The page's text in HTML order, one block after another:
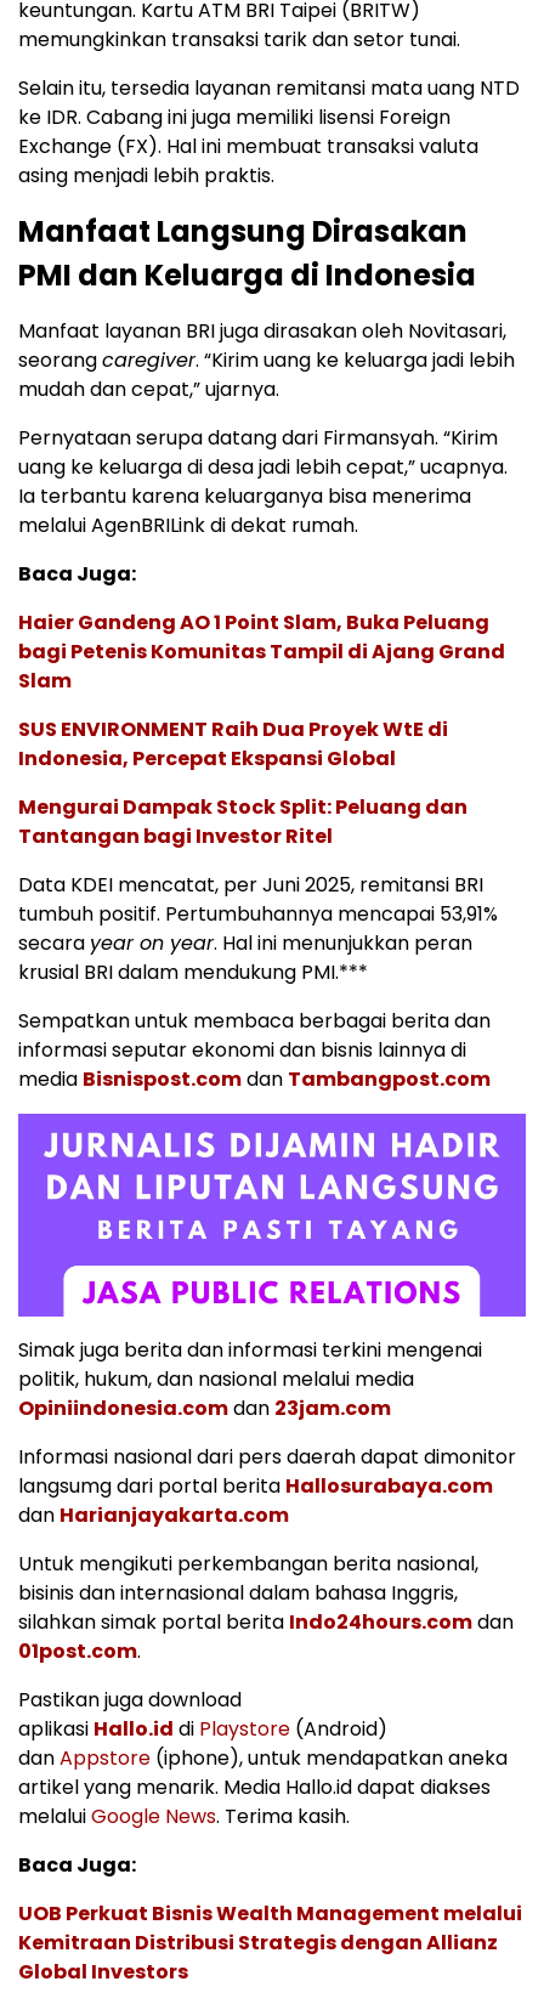
keuntungan. Kartu ATM BRI Taipei (BRITW)
memungkinkan transaksi tarik dan setor tunai.
Selain itu, tersedia layanan remitansi mata uang NTD
ke IDR. Cabang ini juga memiliki lisensi Foreign
Exchange (FX). Hal ini membuat transaksi valuta
asing menjadi lebih praktis.
Manfaat Langsung Dirasakan
PMI dan Keluarga di Indonesia
Manfaat layanan BRI juga dirasakan oleh Novitasari,
seorangcaregiver. “Kirim uang ke keluarga jadi lebih
mudah dan cepat,” ujarnya.
Pernyataan serupa datang dari Firmansyah. “Kirim
uang ke keluarga di desa jadi lebih cepat,” ucapnya.
Ia terbantu karena keluarganya bisa menerima
melalui AgenBRILink di dekat rumah.
Baca Juga:
Haier Gandeng AO 1 Point Slam, Buka Peluang
bagi Petenis Komunitas Tampil di Ajang Grand
Slam
SUS ENVIRONMENT Raih Dua Proyek WtE di
Indonesia, Percepat Ekspansi Global
Mengurai Dampak Stock Split: Peluang dan
Tantangan bagi Investor Ritel
Data KDEI mencatat, per Juni 2025, remitansi BRI
tumbuh positif. Pertumbuhannya mencapai 53,91%
secara year on year. Hal ini menunjukkan peran
krusial BRI dalam mendukung PMI.***
Sempatkan untuk membaca berbagai berita dan
informasi seputar ekonomi dan bisnis lainnya di
media Bisnispost.comdan Tambangpost.com
Simak juga berita dan informasi terkini mengenai
politik, hukum, dan nasional melalui media
Opiniindonesia.comdan 23jam.com
Informasi nasional dari pers daerah dapat dimonitor
langsumg dari portal berita Hallosurabaya.com
dan Harianjayakarta.com
Untuk mengikuti perkembangan berita nasional,
bisinis dan internasional dalam bahasa Inggris,
silahkan simak portal berita Indo24hours.comdan
01post.com.
Pastikan juga download
aplikasi Hallo.id di Playstore (Android)
danAppstore (iphone), untuk mendapatkan aneka
artikel yang menarik. Media Hallo.id dapat diakses
melaluiGoogle News. Terima kasih.
Baca Juga:
UOB Perkuat Bisnis Wealth Management melalui
Kemitraan Distribusi Strategis dengan Allianz
Global Investors